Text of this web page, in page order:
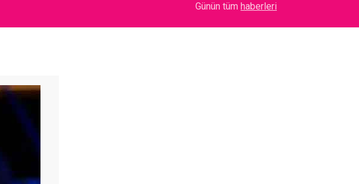
Devrim Özkan... ACI GÜNÜ! HABERİ BASIN
Günün tüm haberleri